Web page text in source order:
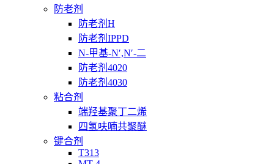
防老剂
防老剂H
防老剂IPPD
N-甲基-N′,N′-二
防老剂4020
防老剂4030
粘合剂
端羟基聚丁二烯
四氢呋喃共聚醚
键合剂
T313